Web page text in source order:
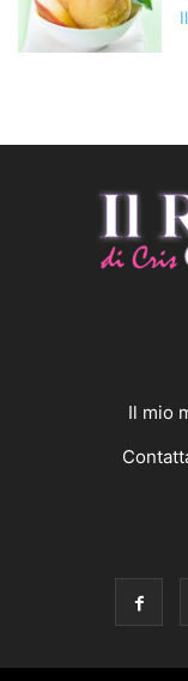
Il mio